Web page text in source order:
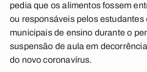
pedia que os alimentos fossem
ou responsáveis pelos estudantes
municipais de ensino durante o
suspensão de aula em
do novo coronavírus.